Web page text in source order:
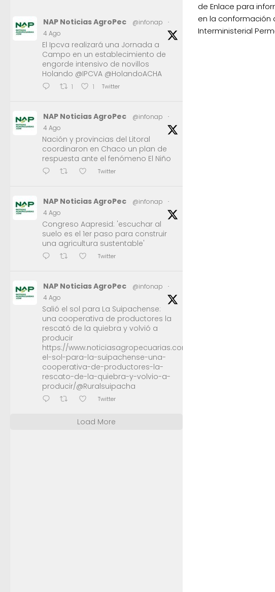
de Enlace para
en la conformación
Interministerial
NAP Noticias AgroPec @infonap
·
4 Ago
El Ipcva realizará una Jornada a
Campo en un establecimiento de
engorde intensivo de novillos
Holando @IPCVA @HolandoACHA
1 1 Twitter
NAP Noticias AgroPec @infonap
·
4 Ago
Nación y provincias del Litoral
coordinaron en Chaco un plan de
respuesta ante el fenómeno El Niño
Twitter
NAP Noticias AgroPec @infonap
·
4 Ago
Congreso Aapresid: 'escuchar al
suelo es el 1er paso para construir
una agricultura sustentable'
Twitter
NAP Noticias AgroPec @infonap
·
4 Ago
Salió el sol para La Suipachense:
una cooperativa de productores la
rescató de la quiebra y volvió a
producir
https://www.noticiasagropecuarias.com/2026/08/04/salio-
el-sol-para-la-suipachense-una-
cooperativa-de-productores-la-
rescato-de-la-quiebra-y-volvio-a-
producir/@Ruralsuipacha
Twitter
Load More